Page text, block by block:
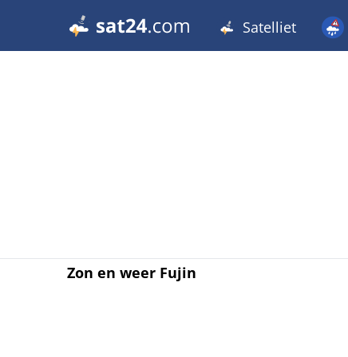
Satelliet
Zon en weer Fujin